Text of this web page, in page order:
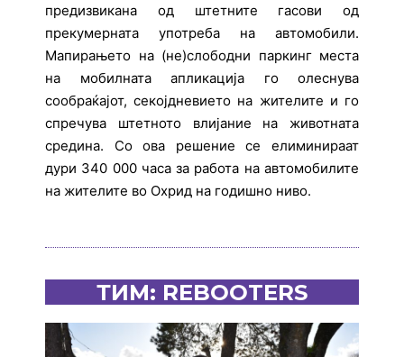
предизвикана од штетните гасови од
прекумерната употреба на автомобили.
Мапирањето на (не)слободни паркинг места
на мобилната апликација го олеснува
сообраќајот, секојдневието на жителите и го
спречува штетното влијание на животната
средина. Со ова решение се елиминираат
дури 340 000 часа за работа на автомобилите
на жителите во Охрид на годишно ниво.
ТИМ: REBOOTERS